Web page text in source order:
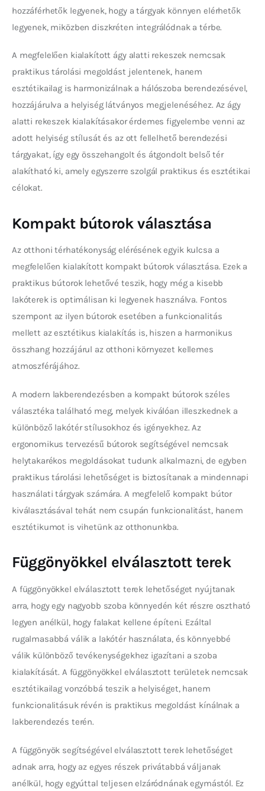
hozzáférhetők legyenek, hogy a tárgyak könnyen elérhetők
legyenek, miközben diszkréten integrálódnak a térbe.
A megfelelően kialakított ágy alatti rekeszek nemcsak
praktikus tárolási megoldást jelentenek, hanem
esztétikailag is harmonizálnak a hálószoba berendezésével,
hozzájárulva a helyiség látványos megjelenéséhez. Az ágy
alatti rekeszek kialakításakor érdemes figyelembe venni az
adott helyiség stílusát és az ott fellelhető berendezési
tárgyakat, így egy összehangolt és átgondolt belső tér
alakítható ki, amely egyszerre szolgál praktikus és esztétikai
célokat.
Kompakt bútorok választása
Az otthoni térhatékonyság elérésének egyik kulcsa a
megfelelően kialakított kompakt bútorok választása. Ezek a
praktikus bútorok lehetővé teszik, hogy még a kisebb
lakóterek is optimálisan ki legyenek használva. Fontos
szempont az ilyen bútorok esetében a funkcionalitás
mellett az esztétikus kialakítás is, hiszen a harmonikus
összhang hozzájárul az otthoni környezet kellemes
atmoszférájához.
A modern lakberendezésben a kompakt bútorok széles
választéka található meg, melyek kiválóan illeszkednek a
különböző lakótér stílusokhoz és igényekhez. Az
ergonomikus tervezésű bútorok segítségével nemcsak
helytakarékos megoldásokat tudunk alkalmazni, de egyben
praktikus tárolási lehetőséget is biztosítanak a mindennapi
használati tárgyak számára. A megfelelő kompakt bútor
kiválasztásával tehát nem csupán funkcionalitást, hanem
esztétikumot is vihetünk az otthonunkba.
Függönyökkel elválasztott terek
A függönyökkel elválasztott terek lehetőséget nyújtanak
arra, hogy egy nagyobb szoba könnyedén két részre osztható
legyen anélkül, hogy falakat kellene építeni. Ezáltal
rugalmasabbá válik a lakótér használata, és könnyebbé
válik különböző tevékenységekhez igazítani a szoba
kialakítását. A függönyökkel elválasztott területek nemcsak
esztétikailag vonzóbbá teszik a helyiséget, hanem
funkcionalitásuk révén is praktikus megoldást kínálnak a
lakberendezés terén.
A függönyök segítségével elválasztott terek lehetőséget
adnak arra, hogy az egyes részek privátabbá váljanak
anélkül, hogy egyúttal teljesen elzáródnának egymástól. Ez